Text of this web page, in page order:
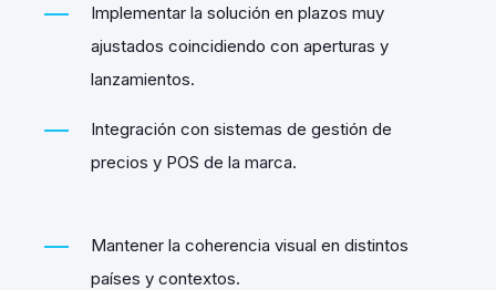
Implementar la solución en plazos muy
ajustados coincidiendo con aperturas y
lanzamientos.
Integración con sistemas de gestión de
precios y POS de la marca.
Mantener la coherencia visual en distintos
países y contextos.